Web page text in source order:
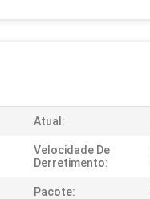
Atual:
Velocidade De
Derretimento:
Pacote: